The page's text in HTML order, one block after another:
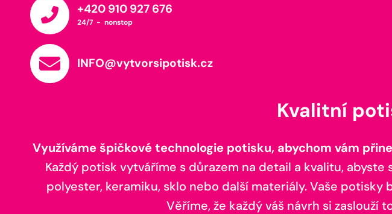
+420 910 927 676
24/7 - nonstop
INFO@vytvorsipotisk.cz
Kvalitní
Využíváme špičkové technologie potisku, abychom vám
Každý potisk vytváříme s důrazem na detail a kvalitu,
polyester, keramiku, sklo nebo další materiály. Vaše
Věříme, že každý váš návrh si zaslouží